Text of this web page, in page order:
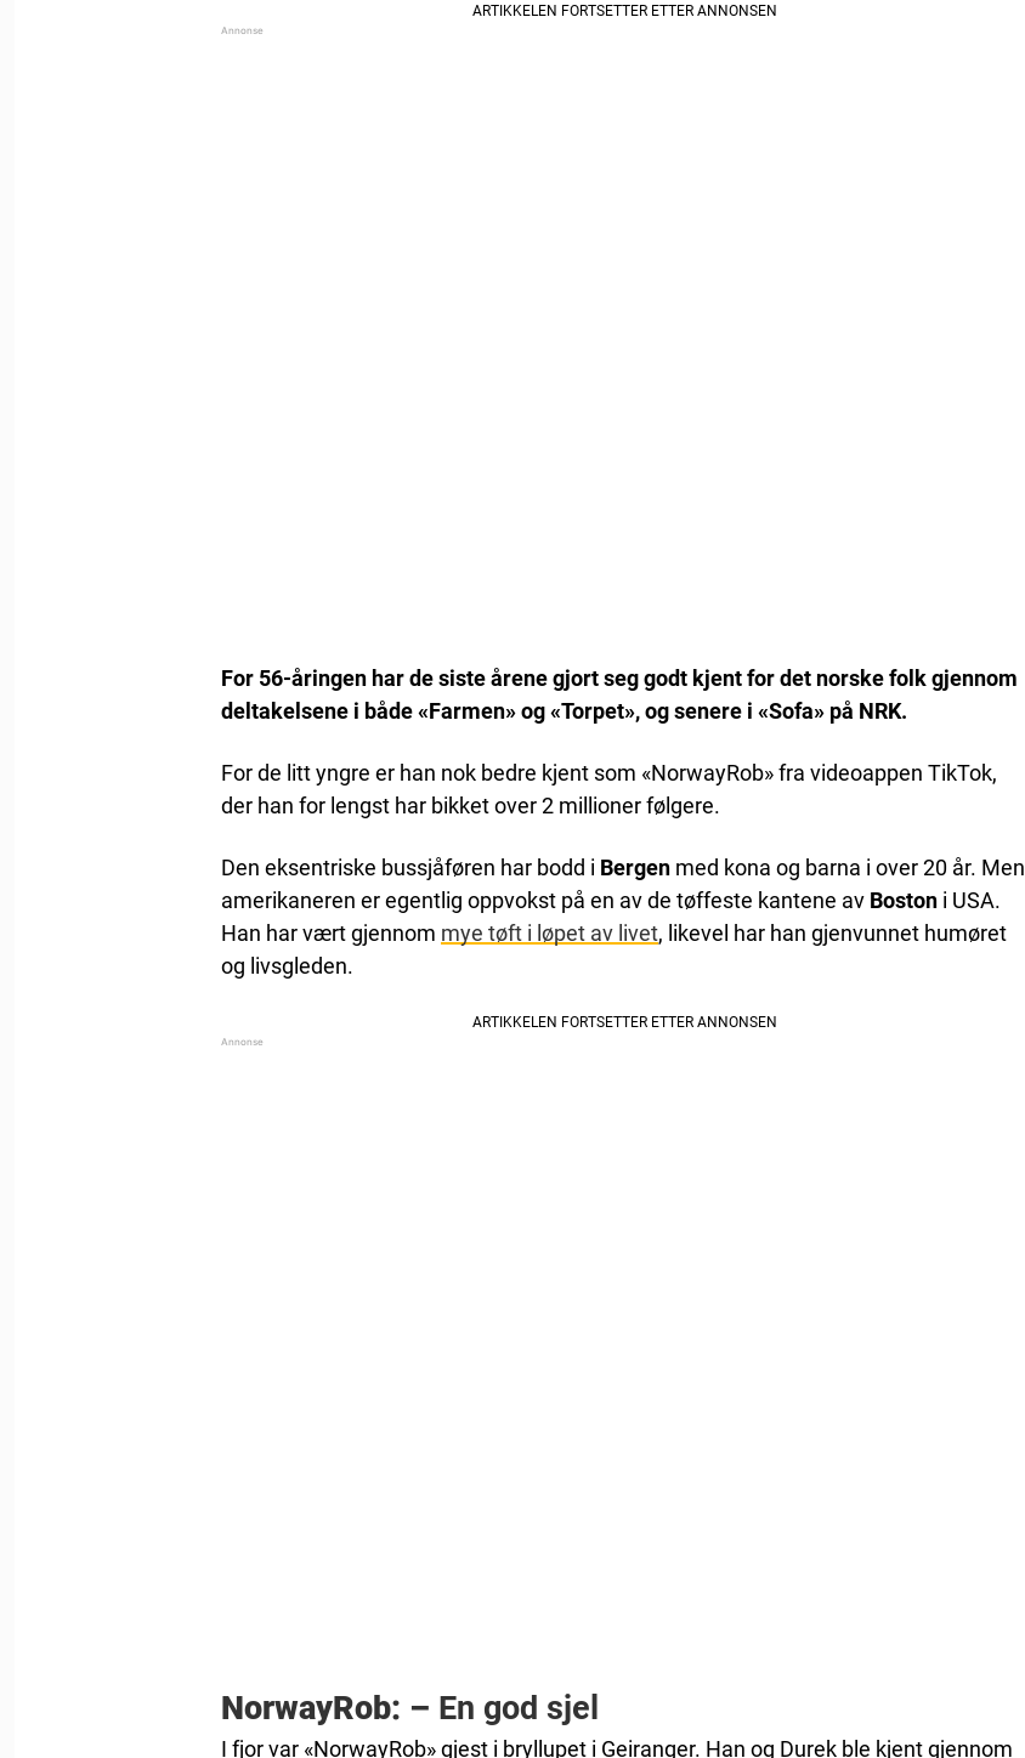
For 56-åringen har de siste årene gjort seg godt kjent for det norske folk gjennom
deltakelsene i både «Farmen» og «Torpet»,og senere i «Sofa» på NRK.
For de litt yngre er han nok bedre kjent som «NorwayRob» fra videoappen TikTok,
der han for lengst har bikket over 2 millioner følgere.
Den eksentriske bussjåføren har bodd i Bergen med kona og barna i over 20 år. Men
amerikaneren er egentlig oppvokst på en av de tøffeste kantene av Boston i USA.
Han har vært gjennom mye tøft i løpet av livet, likevel har han gjenvunnet humøret
og livsgleden.
NorwayRob: – En god sjel
I fjor var «NorwayRob» gjest i bryllupet i Geiranger. Han og Durek ble kjent gjennom